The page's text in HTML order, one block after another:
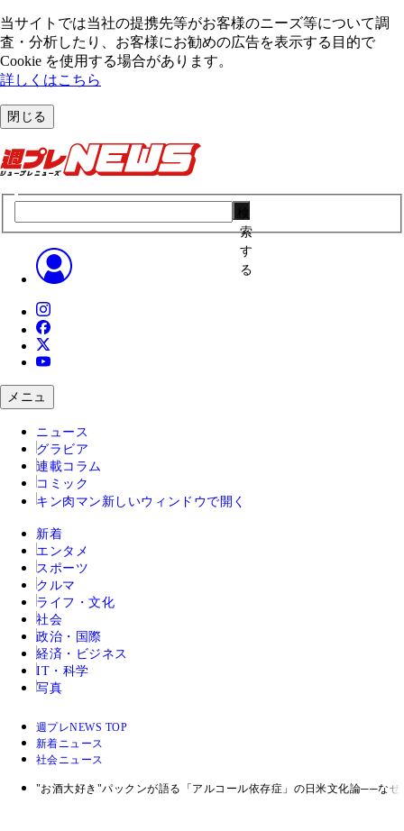
当サイトでは当社の提携先等がお客様のニーズ等について調
査・分析したり、お客様にお勧めの広告を表⽰する⽬的で
Cookie を使⽤する場合があります。
詳しくはこちら
閉じる
索
す
る
メニュ
ニュース
グラビア
連載コラム
コミック
キン肉マン 新しいウィンドウで開く
新着
エンタメ
スポーツ
クルマ
ライフ・文化
社会
政治・国際
経済・ビジネス
IT・科学
写真
週プレNEWS TOP
新着ニュース
社会ニュース
"お酒大好き"パックンが語る「アルコール依存症」の日米文化論──な